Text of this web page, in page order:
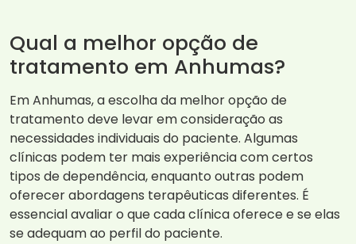
Qual a melhor opção de
tratamento em Anhumas?
Em Anhumas, a escolha da melhor opção de
tratamento deve levar em consideração as
necessidades individuais do paciente. Algumas
clínicas podem ter mais experiência com certos
tipos de dependência, enquanto outras podem
oferecer abordagens terapêuticas diferentes. É
essencial avaliar o que cada clínica oferece e se elas
se adequam ao perfil do paciente.